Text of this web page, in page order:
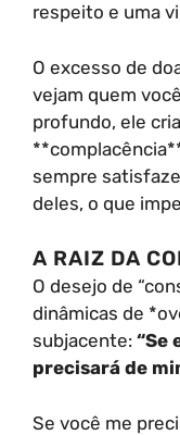
respeito e uma
O excesso de
vejam quem
profundo, ele
sempre
deles, o que
A RAIZ DA
O desejo de
dinâmicas de
subjacente: “Se
precisará de
Se você me